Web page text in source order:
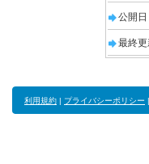
公開日
最終更
利用規約 | プライバシーポリシー |